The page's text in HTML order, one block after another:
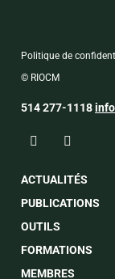
Politique de
© RIOCM
514 277-1118
ACTUALITÉS
PUBLICATIONS
OUTILS
FORMATIONS
MEMBRES